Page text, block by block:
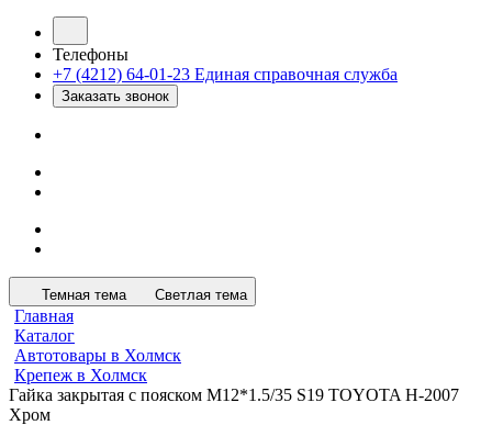
Телефоны
+7 (4212) 64-01-23 Единая справочная служба
Заказать звонок
Темная тема Светлая тема
Главная
Каталог
Автотовары в Холмск
Крепеж в Холмск
Гайка закрытая с пояском М12*1.5/35 S19 TOYOTA H-2007
Хром